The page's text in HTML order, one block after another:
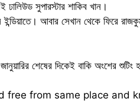
সুপারস্টার শাকিব খান।
আবার সেখান থেকে ফিরে
শেষের দিকেই বাকি অংশের শুটিং
free from same place and